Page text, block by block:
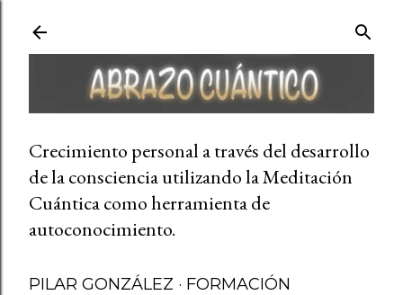
Crecimiento personal a través del desarrollo
de la consciencia utilizando la Meditación
Cuántica como herramienta de
autoconocimiento.
PILAR GONZÁLEZ
FORMACIÓN